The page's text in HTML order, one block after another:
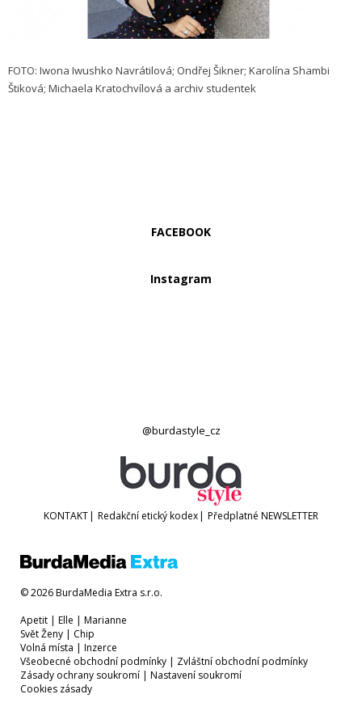
FOTO: Iwona Iwushko Navrátilová; Ondřej Šikner; Karolína Shambi
Štiková; Michaela Kratochvílová a archiv studentek
FACEBOOK
Instagram
@burdastyle_cz
KONTAKT| Redakční etický kodex| Předplatné NEWSLETTER
© 2026 BurdaMedia Extra s.r.o.
Apetit | Elle | Marianne
Svět Ženy | Chip
Volná místa | Inzerce
Všeobecné obchodní podmínky | Zvláštní obchodní podmínky
Zásady ochrany soukromí | Nastavení soukromí
Cookies zásady